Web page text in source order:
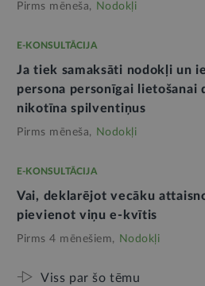
Pirms mēneša, Nodokļi
E-KONSULTĀCIJA
Ja tiek samaksāti nodokļi un
persona personīgai lietošanai
nikotīna spilventiņus
Pirms mēneša, Nodokļi
E-KONSULTĀCIJA
Vai, deklarējot vecāku
pievienot viņu e-kvītis
Pirms 4 mēnešiem, Nodokļi
Viss par šo tēmu